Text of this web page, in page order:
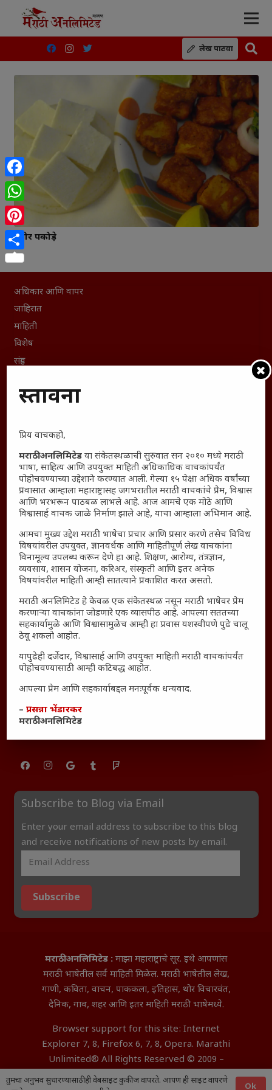
लेख पाठवा
पनीर पकोड़े
अधिकार आणि वापर
जाहिरात
माहिती
विशेष
संग्रह
English To Hindi
Polls Archive
Shop Unlimited
Thought For The Day
सामान्य आजारांवर गावठी उपाय – घरच्या घरी मिळवा प्राथमिक
आराम
महाराष्ट्रातील किल्ल्यांचे महत्त्व : स्वराज्याच्या वैभवशाली इतिहासाचे
साक्षीदार
₹370 ची बिर्याणी” आणि हरवत चाललेली संवेदनशीलता : आजच्या
तरुणांच्या मनात नेमकं काय चाललंय?
यश आणि आत्मविश्वास: स्वप्नांना वास्तवात बदलण्याची शक्ती
महाराष्ट्रातील बदलत्या हवामानाचा शेतीवर वाढता परिणाम:
शेतकऱ्यांसमोरील नवीन आव्हाने आणि संधी
महाराष्ट्र आणि संपूर्ण भारतातील शेतकऱ्यांना मान्सूनचे महत्त्व
‘कॉकरोच जनता पार्टी’ची वेबसाईट अचानक डाउन; सोशल
मीडियावर चर्चांना उधाण
सार्वजनिक नोंद: पेमेंट डिफॉल्ट प्रकरण – Kris Ankem [FFME]
धावपळीच्या जीवनात शांततेचा शोध – Meditation का आवश्यक
Subscribe to Blog via Email
Enter your email address to subscribe to this blog
and receive notifications of new posts by email.
Subscribe
मराठी अनलिमिटेड : माझा महाराष्ट्राचे सूर. इथे आपणांस
मराठी भाषेतील सर्व माहिती मिळेल. मराठी भाषेतील लेख,
गाणी, कविता, वाचन, पाककला, इतिहास, थोर विचारवंत,
दैनिक, गाव, शहर आणि इतर माहिती मराठी भाषेमध्ये.
Browser support for this site: Internet
Explorer 7, 8, Firefox 6, 7, 8, Opera. Marathi
Unlimited® All Rights Reserved © 2009 –
2026 Aditya InfoTech Nagpur.
Facebook
WhatsApp
Pinterest
Share
तुमचा अनुभव सुधारण्यासाठी ही वेबसाइट कुकीज वापरते. आपण ही साइट वापरणे
Ok
प्रस्तावना
प्रिय वाचकहो,
मराठी अनलिमिटेड या संकेतस्थळाची सुरुवात सन २०१० मध्ये मराठी
भाषा, साहित्य आणि उपयुक्त माहिती अधिकाधिक वाचकांपर्यंत
पोहोचवण्याच्या उद्देशाने करण्यात आली. गेल्या १५ पेक्षा अधिक वर्षांच्या
प्रवासात आम्हाला महाराष्ट्रासह जगभरातील मराठी वाचकांचे प्रेम, विश्वास
आणि भरभरून पाठबळ लाभले आहे. आज आमचे एक मोठे आणि
विश्वासार्ह वाचक जाळे निर्माण झाले आहे, याचा आम्हाला अभिमान आहे.
आमचा मुख्य उद्देश मराठी भाषेचा प्रचार आणि प्रसार करणे तसेच विविध
विषयांवरील उपयुक्त, ज्ञानवर्धक आणि माहितीपूर्ण लेख वाचकांना
विनामूल्य उपलब्ध करून देणे हा आहे. शिक्षण, आरोग्य, तंत्रज्ञान,
व्यवसाय, शासन योजना, करिअर, संस्कृती आणि इतर अनेक
विषयांवरील माहिती आम्ही सातत्याने प्रकाशित करत असतो.
मराठी अनलिमिटेड हे केवळ एक संकेतस्थळ नसून मराठी भाषेवर प्रेम
करणाऱ्या वाचकांना जोडणारे एक व्यासपीठ आहे. आपल्या सततच्या
सहकार्यामुळे आणि विश्वासामुळेच आम्ही हा प्रवास यशस्वीपणे पुढे चालू
ठेवू शकलो आहोत.
यापुढेही दर्जेदार, विश्वासार्ह आणि उपयुक्त माहिती मराठी वाचकांपर्यंत
पोहोचवण्यासाठी आम्ही कटिबद्ध आहोत.
आपल्या प्रेम आणि सहकार्याबद्दल मनःपूर्वक धन्यवाद.
–प्रसन्ना भेंडारकर
मराठी अनलिमिटेड